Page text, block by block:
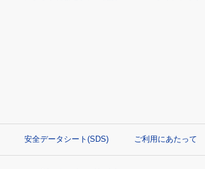
安全データシート(SDS) ご利用にあたって